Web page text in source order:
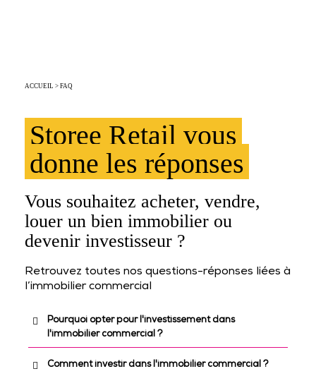
ACCUEIL > FAQ
Storee Retail vous
donne les réponses
Vous souhaitez acheter, vendre,
louer un bien immobilier ou
devenir investisseur ?
Retrouvez toutes nos questions-réponses liées à
l’immobilier commercial
Pourquoi opter pour l'investissement dans
l'immobilier commercial ?
Comment investir dans l'immobilier commercial ?